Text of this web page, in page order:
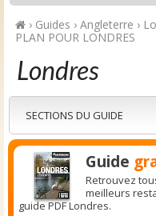
› Guides › Angleterre ›
PLAN POUR LONDRES
Londres
SECTIONS DU GUIDE
Guide
Retrouvez
meilleurs
guide PDF Londres.